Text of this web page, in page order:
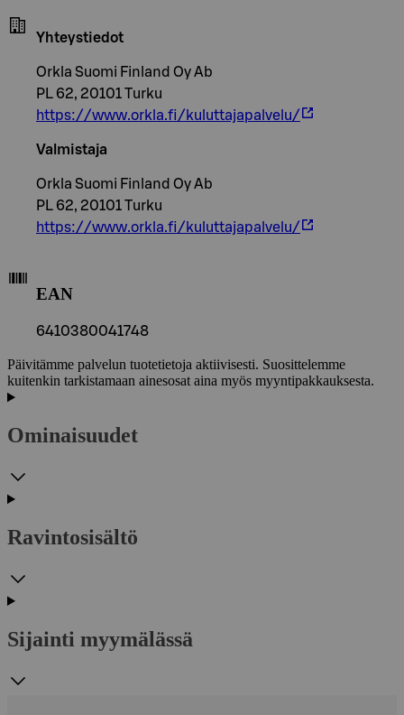
Yhteystiedot
Orkla Suomi Finland Oy Ab
PL 62, 20101 Turku
https://www.orkla.fi/kuluttajapalvelu/
Valmistaja
Orkla Suomi Finland Oy Ab
PL 62, 20101 Turku
https://www.orkla.fi/kuluttajapalvelu/
EAN
6410380041748
Päivitämme palvelun tuotetietoja aktiivisesti. Suosittelemme
kuitenkin tarkistamaan ainesosat aina myös myyntipakkauksesta.
Ominaisuudet
Ravintosisältö
Sijainti myymälässä